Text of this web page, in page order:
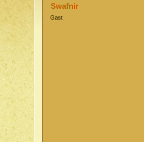
Swafnir
Gast